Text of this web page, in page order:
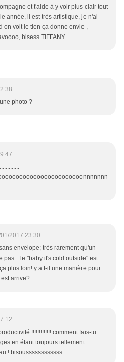
et t'aide à y voir plus clair tout
année, il est très artistique, je n'ai
on voit le tien ça donne envie ,
bisess TIFFANY
photo ?
2017 23:30
envelope; très rarement qu'un
pas....le ''baby it's cold outside" est
plus loin! y a t-il une manière pour
arrive?
!!!!!!!!!!!!! comment fais-tu
en étant toujours tellement
! bisoussssssssssss